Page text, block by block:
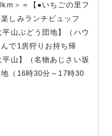
＞＝【●いちごの里フ
しみランチビュッフ
山ぶどう団地】（ハウ
で1房狩りお持ち帰
山】（名物あじさい坂
（16時30分～17時30